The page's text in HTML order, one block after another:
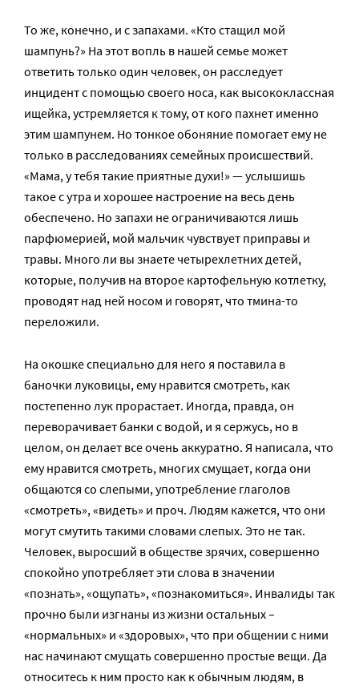
То же, конечно, и с запахами. «Кто стащил мой
шампунь?» На этот вопль в нашей семье может
ответить только один человек, он расследует
инцидент с помощью своего носа, как высококлассная
ищейка, устремляется к тому, от кого пахнет именно
этим шампунем. Но тонкое обоняние помогает ему не
только в расследованиях семейных происшествий.
«Мама, у тебя такие приятные духи!» — услышишь
такое с утра и хорошее настроение на весь день
обеспечено. Но запахи не ограничиваются лишь
парфюмерией, мой мальчик чувствует приправы и
травы. Много ли вы знаете четырехлетних детей,
которые, получив на второе картофельную котлетку,
проводят над ней носом и говорят, что тмина-то
переложили.
На окошке специально для него я поставила в
баночки луковицы, ему нравится смотреть, как
постепенно лук прорастает. Иногда, правда, он
переворачивает банки с водой, и я сержусь, но в
целом, он делает все очень аккуратно. Я написала, что
ему нравится смотреть, многих смущает, когда они
общаются со слепыми, употребление глаголов
«смотреть», «видеть» и проч. Людям кажется, что они
могут смутить такими словами слепых. Это не так.
Человек, выросший в обществе зрячих, совершенно
спокойно употребляет эти слова в значении
«познать», «ощупать», «познакомиться». Инвалиды так
прочно были изгнаны из жизни остальных –
«нормальных» и «здоровых», что при общении с ними
нас начинают смущать совершенно простые вещи. Да
относитесь к ним просто как к обычным людям, в